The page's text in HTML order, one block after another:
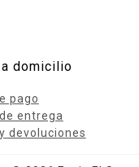
domicilio
pago
entrega
devoluciones